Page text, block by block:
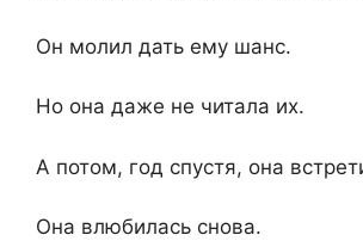
Он молил дать ему шанс.
Но она даже не читала их.
А потом, год спустя, она
Она влюбилась снова.